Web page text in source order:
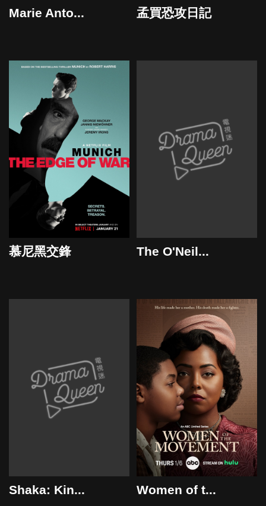
Marie Anto... 孟買恐攻日記
慕尼黑交鋒 The O'Neil...
Shaka: Kin... Women of t...